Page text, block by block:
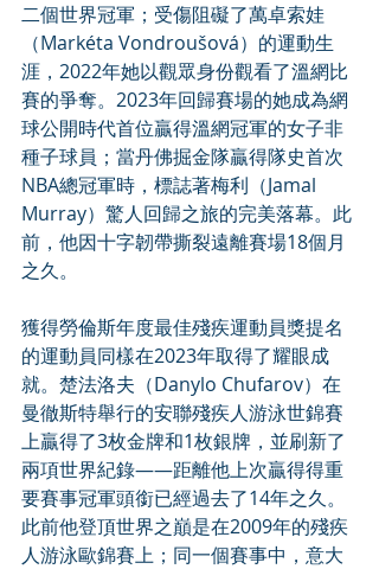
二個世界冠軍；受傷阻礙了萬卓索娃
（Markéta Vondroušová）的運動生
涯，2022年她以觀眾身份觀看了溫網比
賽的爭奪。2023年回歸賽場的她成為網
球公開時代首位贏得溫網冠軍的女子非
種子球員；當丹佛掘金隊贏得隊史首次
NBA總冠軍時，標誌著梅利（Jamal
Murray）驚人回歸之旅的完美落幕。此
前，他因十字韌帶撕裂遠離賽場18個月
之久。
獲得勞倫斯年度最佳殘疾運動員獎提名
的運動員同樣在2023年取得了耀眼成
就。楚法洛夫（Danylo Chufarov）在
曼徹斯特舉行的安聯殘疾人游泳世錦賽
上贏得了3枚金牌和1枚銀牌，並刷新了
兩項世界紀錄——距離他上次贏得得重
要賽事冠軍頭銜已經過去了14年之久。
此前他登頂世界之巔是在2009年的殘疾
人游泳歐錦賽上；同一個賽事中，意大